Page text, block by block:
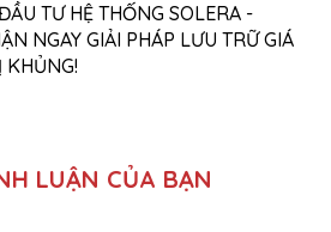
TƯ HỆ THỐNG SOLERA -
NGAY GIẢI PHÁP LƯU TRỮ GIÁ
KHỦNG!
LUẬN CỦA BẠN